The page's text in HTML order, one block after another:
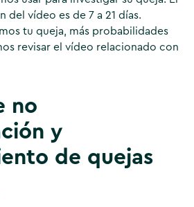
vídeo es de 7 a 21 días.
tu queja, más probabilidades
revisar el vídeo relacionado con
no
y
de quejas